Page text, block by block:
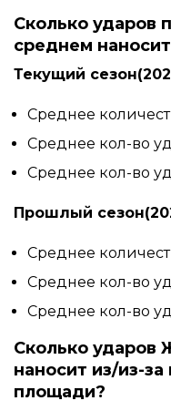
Сколько ударов
среднем
Текущий
Среднее
Среднее кол-во
Среднее кол-во
Прошлый
Среднее
Среднее кол-во
Среднее кол-во
Сколько ударов
наносит из/из-
площади?